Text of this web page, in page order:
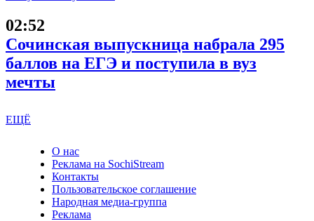
02:52
Сочинская выпускница набрала 295
баллов на ЕГЭ и поступила в вуз
мечты
ЕЩЁ
О нас
Реклама на SochiStream
Контакты
Пользовательское соглашение
Народная медиа-группа
Реклама